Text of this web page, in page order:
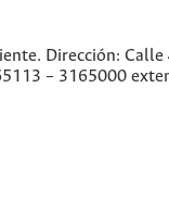
Dirección:
– 3165000